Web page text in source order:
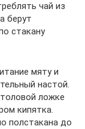
чай из
берут
стакану
мяту и
настой.
ложке
кипятка.
полстакана до